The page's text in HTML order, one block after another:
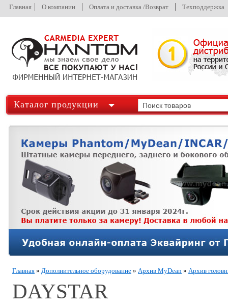
Главная О компании Оплата и доставка /Возврат Техподдержка
Каталог продукции
Главная » Дополнительное оборудование » Архив MyDean » Архив
DAYSTAR